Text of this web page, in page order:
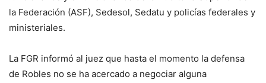
la Federación (ASF), Sedesol, Sedatu y policías federales y
ministeriales.
La FGR informó al juez que hasta el momento la defensa
de Robles no se ha acercado a negociar alguna